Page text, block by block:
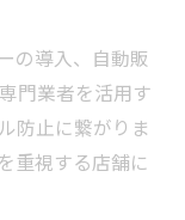
の導入、自動販
門業者を活用す
防止に繋がりま
重視する店舗に